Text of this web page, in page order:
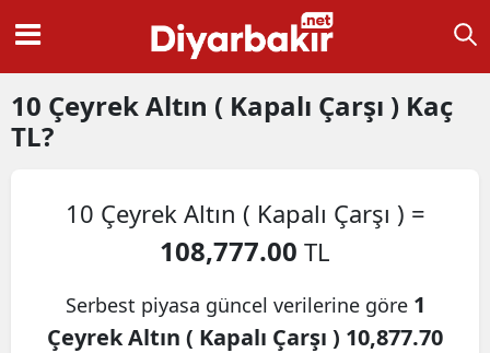
10 Çeyrek Altın ( Kapalı Çarşı ) Kaç
TL?
10 Çeyrek Altın ( Kapalı Çarşı ) =
108,777.00 TL
Serbest piyasa güncel verilerine göre 1
Çeyrek Altın ( Kapalı Çarşı ) 10,877.70